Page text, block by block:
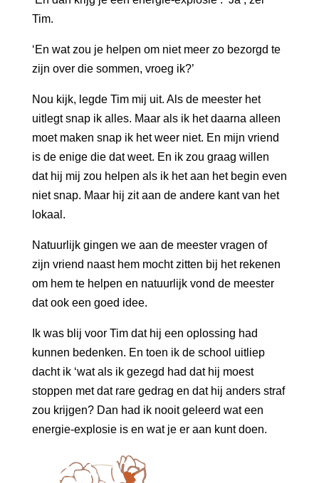
Tim.
‘En wat zou je helpen om niet meer zo bezorgd te
zijn over die sommen, vroeg ik?’
Nou kijk, legde Tim mij uit. Als de meester het
uitlegt snap ik alles. Maar als ik het daarna alleen
moet maken snap ik het weer niet. En mijn vriend
is de enige die dat weet. En ik zou graag willen
dat hij mij zou helpen als ik het aan het begin even
niet snap. Maar hij zit aan de andere kant van het
lokaal.
Natuurlijk gingen we aan de meester vragen of
zijn vriend naast hem mocht zitten bij het rekenen
om hem te helpen en natuurlijk vond de meester
dat ook een goed idee.
Ik was blij voor Tim dat hij een oplossing had
kunnen bedenken. En toen ik de school uitliep
dacht ik ‘wat als ik gezegd had dat hij moest
stoppen met dat rare gedrag en dat hij anders straf
zou krijgen? Dan had ik nooit geleerd wat een
energie-explosie is en wat je er aan kunt doen.